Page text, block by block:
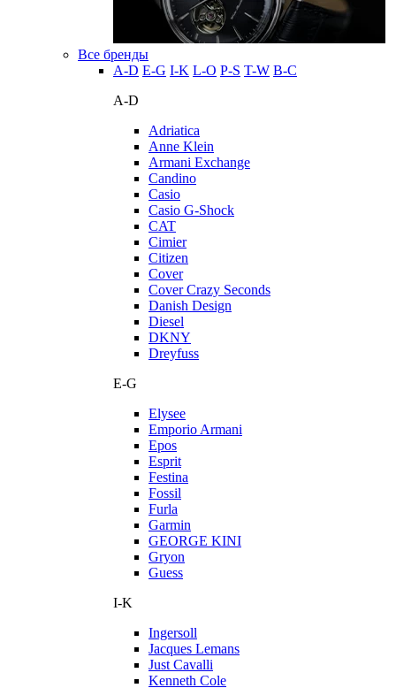
Все бренды
A-D E-G I-K L-O P-S T-W В-С
A-D
Adriatica
Anne Klein
Armani Exchange
Candino
Casio
Casio G-Shock
CAT
Cimier
Citizen
Cover
Cover Crazy Seconds
Danish Design
Diesel
DKNY
Dreyfuss
E-G
Elysee
Emporio Armani
Epos
Esprit
Festina
Fossil
Furla
Garmin
GEORGE KINI
Gryon
Guess
I-K
Ingersoll
Jacques Lemans
Just Cavalli
Kenneth Cole